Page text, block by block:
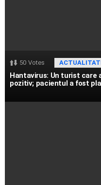
50 Votes
Hantavirus: Un turist
pozitiv; pacientul a fost